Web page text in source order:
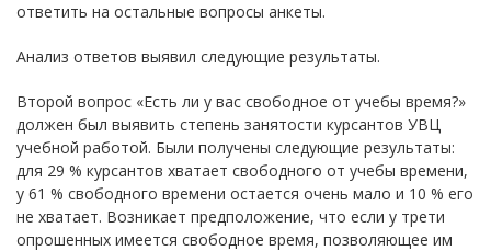
ответить на остальные вопросы анкеты.
Анализ ответов выявил следующие результаты.
Второй вопрос «Есть ли у вас свободное от учебы время?»
должен был выявить степень занятости курсантов УВЦ
учебной работой. Были получены следующие результаты:
для 29 % курсантов хватает свободного от учебы времени,
у 61 % свободного времени остается очень мало и 10 % его
не хватает. Возникает предположение, что если у трети
опрошенных имеется свободное время, позволяющее им